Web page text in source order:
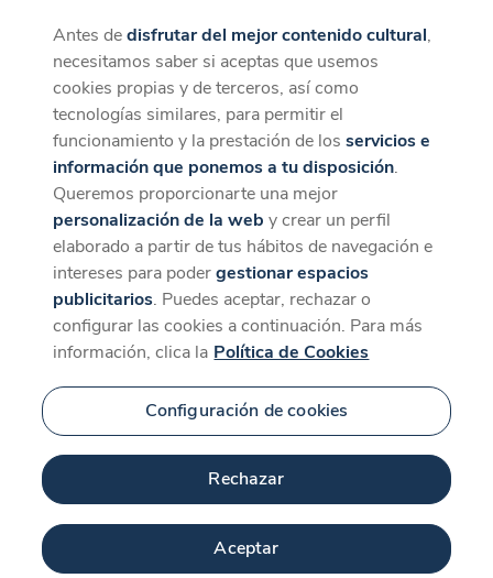
CaixaForum+
La mejor experiencia desde la App
Descargar
Antes dedisfrutar del mejor contenido cultural,
necesitamos saber si aceptas que usemos
cookies propias y de terceros, así como
tecnologías similares, para permitir el
funcionamiento y la prestación de losservicios e
información que ponemos a tu disposición.
Queremos proporcionarte una mejor
personalización de la web y crear un perfil
elaborado a partir de tus hábitos de navegación e
intereses para podergestionar espacios
publicitarios. Puedes aceptar, rechazar o
configurar las cookies a continuación. Para más
información, clica la Política de Cookies
Configuración de cookies
Rechazar
Aceptar